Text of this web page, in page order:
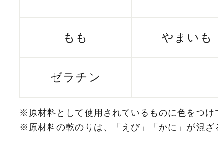
もも やまいも
ゼラチン
※原材料として使用されているものに色をつけ
※原材料の乾のりは、「えび」「かに」が混ざ